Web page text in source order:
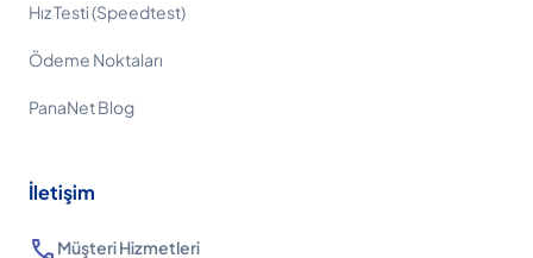
Hız Testi (Speedtest)
Ödeme Noktaları
PanaNet Blog
İletişim
call Müşteri Hizmetleri